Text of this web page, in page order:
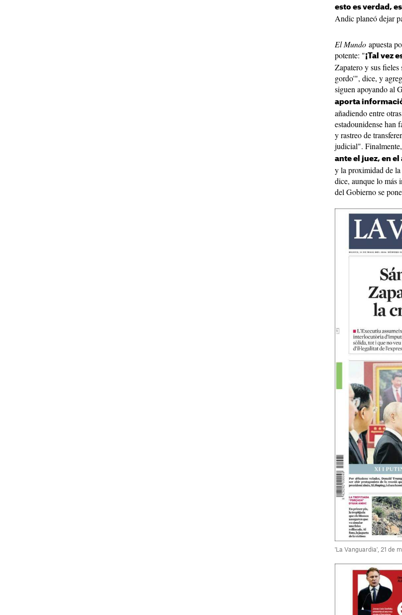
esto es verdad,
Andic planeó dejar
El Mundo apuesta
potente: "¡Tal vez
Zapatero y sus
gordo'", dice, y
siguen apoyando al
aporta
añadiendo entre
estadounidense han
y rastreo de
judicial". Finalmente,
ante el juez, en el
y la proximidad de
dice, aunque lo más
del Gobierno se
'La Vanguardia', 21 de